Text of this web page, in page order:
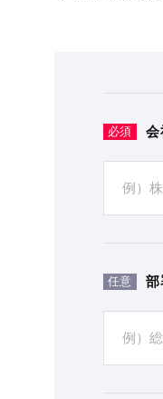
必須 会
任意 部